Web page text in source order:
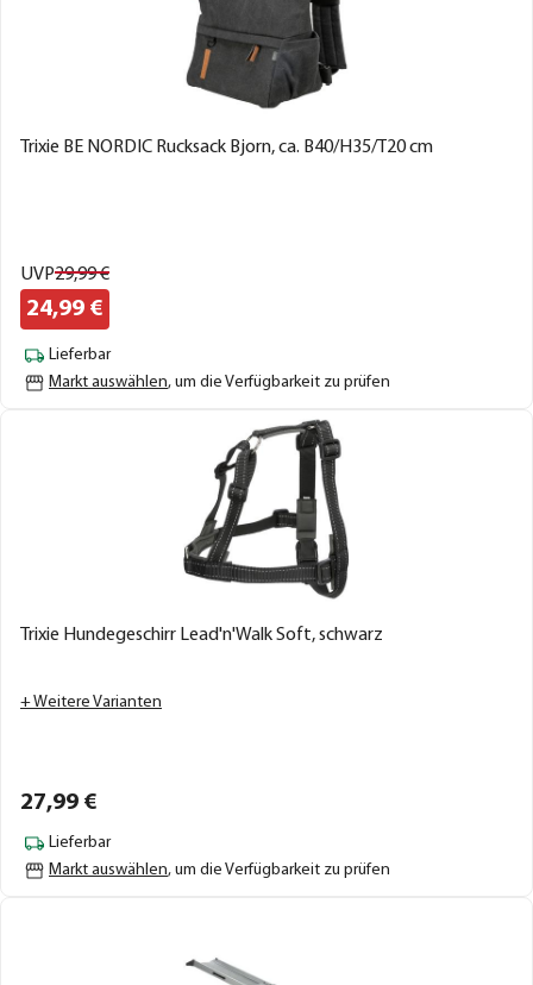
Trixie BE NORDIC Rucksack Bjorn, ca. B40/H35/T20 cm
UVP29,99€
24,99 €
Lieferbar
Markt auswählen, um die Verfügbarkeit zu prüfen
Trixie Hundegeschirr Lead'n'Walk Soft, schwarz
+ Weitere Varianten
27,99 €
Lieferbar
Markt auswählen, um die Verfügbarkeit zu prüfen